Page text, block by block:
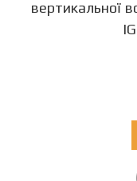
вертикальної